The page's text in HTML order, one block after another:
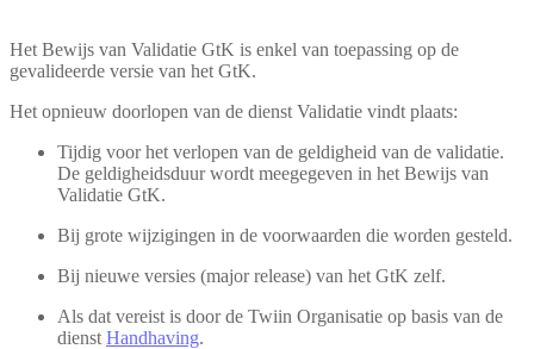
Het Bewijs van Validatie GtK is enkel van toepassing op de
gevalideerde versie van het GtK.
Het opnieuw doorlopen van de dienst Validatie vindt plaats:
Tijdig voor het verlopen van de geldigheid van de validatie.
De geldigheidsduur wordt meegegeven in het Bewijs van
Validatie GtK.
Bij grote wijzigingen in de voorwaarden die worden gesteld.
Bij nieuwe versies (major release) van het GtK zelf.
Als dat vereist is door de Twiin Organisatie op basis van de
dienst Handhaving.